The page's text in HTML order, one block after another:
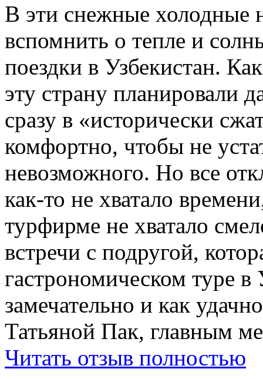
В эти снежные холодные
вспомнить о тепле и
поездки в Узбекистан.
эту страну планировали
сразу в «исторически
комфортно, чтобы не
невозможного. Но все
как-то не хватало
турфирме не хватало
встречи с подругой,
гастрономическом туре
замечательно и как
Татьяной Пак, главным
Читать отзыв полностью